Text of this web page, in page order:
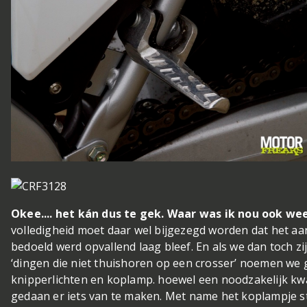
Okee.... het kán dus te gek. Waar was ik nou ook
volledigheid moet daar wel bijgezegd worden dat het
bedoeld werd opvallend laag bleef. En als we dan toch
‘dingen die niet thuishoren op een crosser’ noemen
knipperlichten en koplamp. hoewel een noodzakelijk
gedaan er iets van te maken. Met name het koplampje